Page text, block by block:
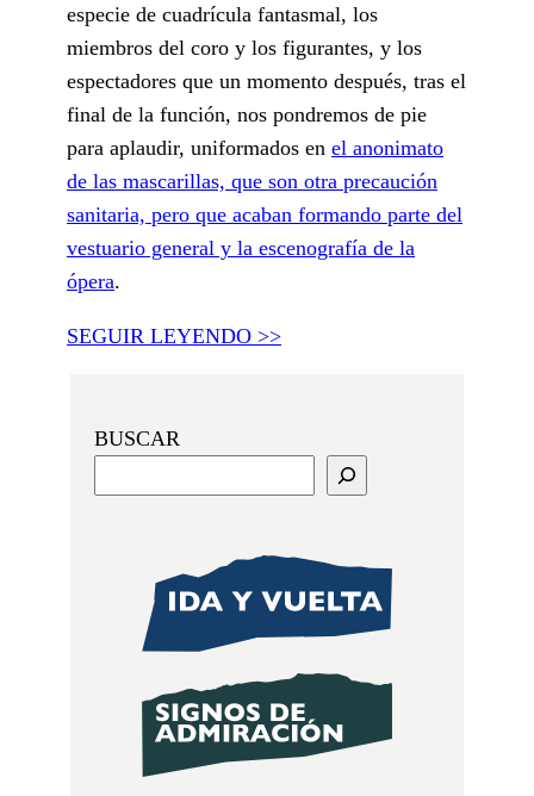
especie de cuadrícula fantasmal, los
miembros del coro y los figurantes, y los
espectadores que un momento después, tras el
final de la función, nos pondremos de pie
para aplaudir, uniformados en el anonimato
de las mascarillas, que son otra precaución
sanitaria, pero que acaban formando parte del
vestuario general y la escenografía de la
ópera.
SEGUIR LEYENDO >>
BUSCAR